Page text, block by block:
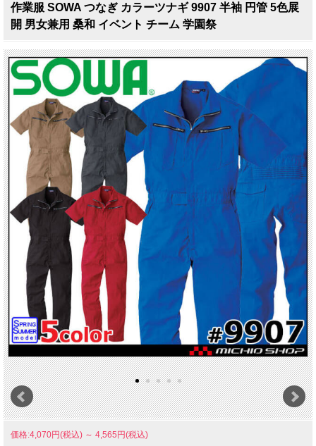
作業服 SOWA つなぎ カラーツナギ 9907 半袖 円管 5色展
開 男女兼用 桑和 イベント チーム 学園祭
価格:4,070円(税込) ～ 4,565円(税込)